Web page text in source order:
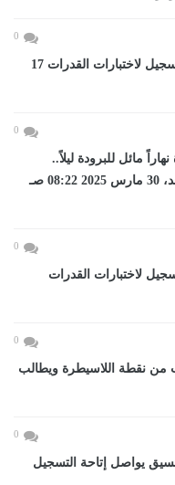
0
تنسيق الجامعات 2026.. إتاحة التسجيل لاختبارات القدرات 17
0
مائل للبرودة ليلاً..
والعظمى فى القاهرة...اليوم الأحد، 30 مارس 2025 08:22 صـ
0
رابط التسجيل لاختبارات القدرات
0
نقطة اللاسيطرة ويطالب
0
موقع التنسيق يواصل إتاحة التسجيل